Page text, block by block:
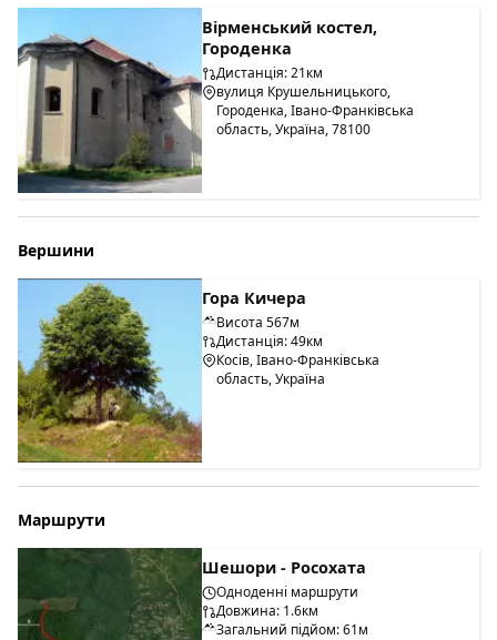
Вірменський костел,
Городенка
Дистанція: 21км
вулиця Крушельницького,
Городенка, Івано-Франківська
область, Україна, 78100
Вершини
Гора Кичера
Висота 567м
Дистанція: 49км
Косів, Івано-Франківська
область, Україна
Маршрути
Шешори - Росохата
Одноденні маршрути
Довжина: 1.6км
Загальний підйом: 61м